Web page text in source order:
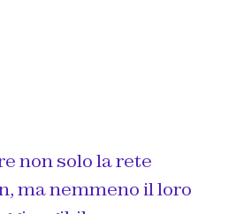
non solo la rete
ma nemmeno il loro